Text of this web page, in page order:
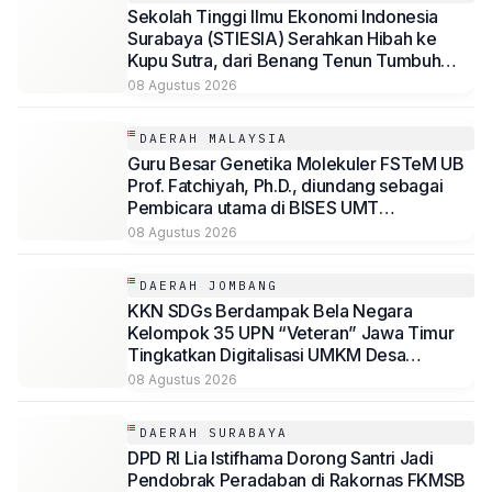
Sekolah Tinggi Ilmu Ekonomi Indonesia
Surabaya (STIESIA) Serahkan Hibah ke
Kupu Sutra, dari Benang Tenun Tumbuh
Kemandirian Disabilitas
08 Agustus 2026
DAERAH MALAYSIA
Guru Besar Genetika Molekuler FSTeM UB
Prof. Fatchiyah, Ph.D., diundang sebagai
Pembicara utama di BISES UMT
Terengganu Malaysia
08 Agustus 2026
DAERAH JOMBANG
KKN SDGs Berdampak Bela Negara
Kelompok 35 UPN “Veteran” Jawa Timur
Tingkatkan Digitalisasi UMKM Desa
Sambirejo Melalui Program “Sambi Digital”
08 Agustus 2026
DAERAH SURABAYA
DPD RI Lia Istifhama Dorong Santri Jadi
Pendobrak Peradaban di Rakornas FKMSB